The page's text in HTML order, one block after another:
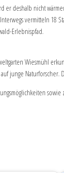
deshalb nicht
vermitteln 18
Erlebnispfad.
Wiesmühl
junge Naturforscher.